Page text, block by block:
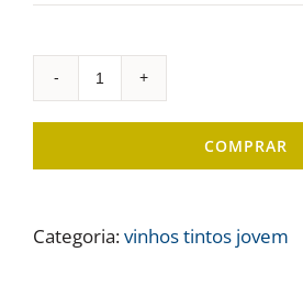
Venturini
"Gallo
Merlot
COMPRAR
Categoria:vinhos tintos jovem